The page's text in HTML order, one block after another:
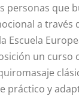
personas que
a través
Escuela
un curso
práctico y